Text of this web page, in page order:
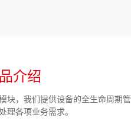
介绍
块，我们提供设备的全生命周期
理各项业务需求。